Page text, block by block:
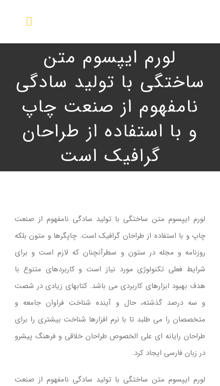
content
صفحه اصلی
نمایندگی ها
محصولات
راهنما
تماس با ما
English
لورم ایپسوم متن
ساختگی با تولید سادگی
نامفهوم از صنعت چاپ
و با استفاده از طراحان
گرافیک است
لورم ایپسوم متن ساختگی با تولید سادگی نامفهوم از صنعت
چاپ و با استفاده از طراحان گرافیک است. چاپگرها و متون بلکه
روزنامه و مجله در ستون و سطرآنچنان که لازم است و برای
شرایط فعلی تکنولوژی مورد نیاز است و کاربردهای متنوع با
هدف بهبود ابزارهای کاربردی می باشد. کتابهای زیادی در شصت
و سه درصد گذشته، حال و آینده شناخت فراوان جامعه و
متخصصان را می طلبد تا با نرم افزارها شناخت بیشتری را برای
طراحان رایانه ای علی الخصوص طراحان خلاقی و فرهنگ پیشرو
در زبان فارسی ایجاد کرد.
لورم ایپسوم متن ساختگی با تولید سادگی نامفهوم از صنعت